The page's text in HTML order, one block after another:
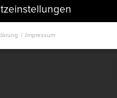
i
Impressum
Cookies. Sie können